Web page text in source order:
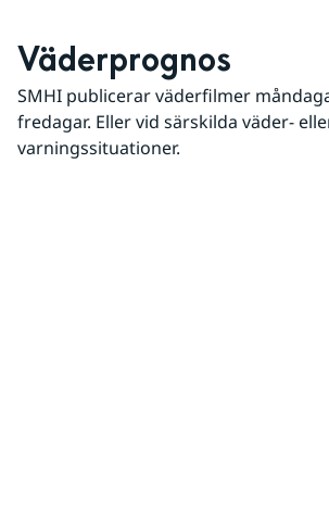
Väderprognos
SMHI publicerar väderfilmer
fredagar. Eller vid särskilda väder-
varningssituationer.